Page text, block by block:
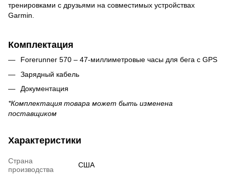
тренировками с друзьями на совместимых устройствах
Garmin.
Комплектация
Forerunner 570 – 47-миллиметровые часы для бега с GPS
Зарядный кабель
Документация
*Комплектация товара может быть изменена
поставщиком
Характеристики
Страна
производства
США